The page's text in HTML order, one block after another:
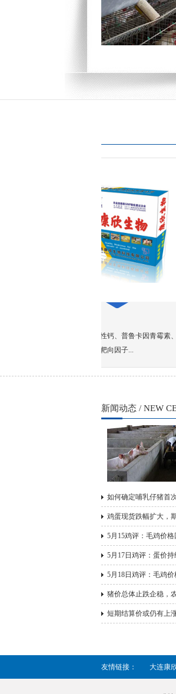
【主要成份】活性钙、普鲁卡因青霉素、双
【主
新闻动态 / NEW
如何确定哺乳仔猪首
鸡蛋现货跌幅扩大，
5月15鸡评：毛鸡价
5月17日鸡评：蛋价
5月18日鸡评：毛鸡
猪价总体止跌企稳，
短期结算价或仍有上
友情链接： 大连康